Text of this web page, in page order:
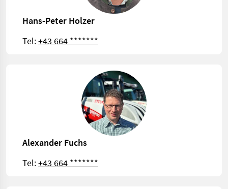
Hans-Peter Holzer
Tel:+43 664 *******
Alexander Fuchs
Tel:+43 664 *******